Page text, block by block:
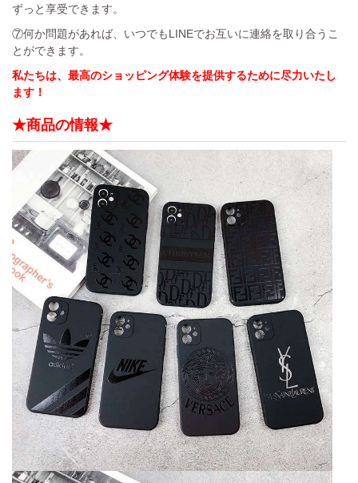
ずっと享受できます。
⑦何か問題があれば、いつでもLINEでお互いに連絡を取り合うこ
とができます。
私たちは、最高のショッピング体験を提供するために尽力いたし
ます！
★商品の情報★